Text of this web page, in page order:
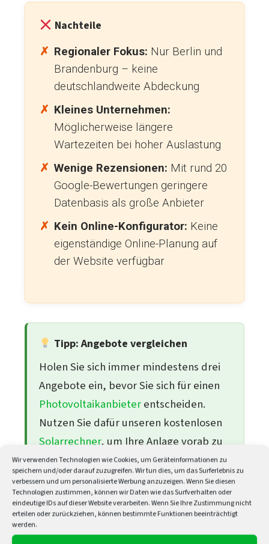
Wir verwenden Technologien wie Cookies, um Geräteinformationen zu
speichern und/oder darauf zuzugreifen. Wir tun dies, um das Surferlebnis zu
verbessern und um personalisierte Werbung anzuzeigen. Wenn Sie diesen
Technologien zustimmen, können wir Daten wie das Surfverhalten oder
eindeutige IDs auf dieser Website verarbeiten. Wenn Sie Ihre Zustimmung nicht
erteilen oder zurückziehen, können bestimmte Funktionen beeinträchtigt
werden.
Nachteile
Regionaler Fokus: Nur Berlin und
Brandenburg – keine
deutschlandweite Abdeckung
Kleines Unternehmen:
Möglicherweise längere
Wartezeiten bei hoher Auslastung
Wenige Rezensionen: Mit rund 20
Google-Bewertungen geringere
Datenbasis als große Anbieter
Kein Online-Konfigurator: Keine
eigenständige Online-Planung auf
der Website verfügbar
Tipp: Angebote vergleichen
Holen Sie sich immer mindestens drei
Angebote ein, bevor Sie sich für einen
Photovoltaikanbieterentscheiden.
Nutzen Sie dafür unseren kostenlosen
Solarrechner, um Ihre Anlage vorab zu
dimensionieren.
Kundenerfahrungen &